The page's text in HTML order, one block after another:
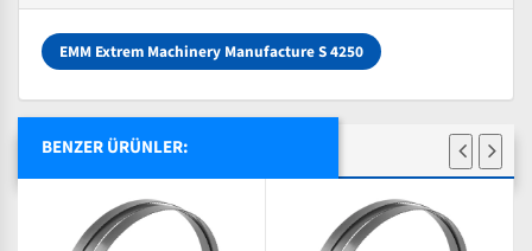
EMM Extrem Machinery Manufacture S 4250
BENZER ÜRÜNLER: